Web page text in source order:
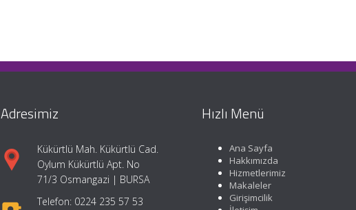
Adresimiz
Kükürtlü Mah. Kükürtlü Cad.
Oylum Kükürtlü Apt. No
71/3 Osmangazi | BURSA
Telefon: 0224 235 57 53
Hızlı Menü
Ana Sayfa
Hakkımızda
Hizmetlerimiz
Makaleler
Girişimcilik